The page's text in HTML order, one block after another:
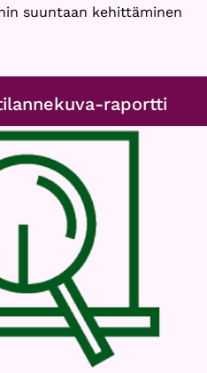
suuntaan kehittäminen
raportti